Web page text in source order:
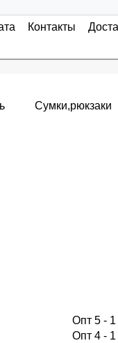
Контакты
Сумки,рюкзаки
заказа, общая
заказов за 6
за 6
Опт 5 -
Опт 4 -